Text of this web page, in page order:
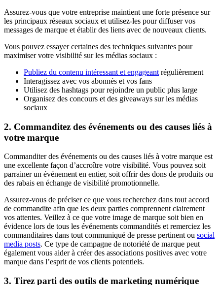
Assurez-vous que votre entreprise maintient une forte présence sur
les principaux réseaux sociaux et utilisez-les pour diffuser vos
messages de marque et établir des liens avec de nouveaux clients.
Vous pouvez essayer certaines des techniques suivantes pour
maximiser votre visibilité sur les médias sociaux :
Publiez du contenu intéressant et engageant régulièrement
Interagissez avec vos abonnés et vos fans
Utilisez des hashtags pour rejoindre un public plus large
Organisez des concours et des giveaways sur les médias
sociaux
2. Commanditez des événements ou des causes liés à
votre marque
Commanditer des événements ou des causes liés à votre marque est
une excellente façon d’accroître votre visibilité. Vous pouvez soit
parrainer un événement en entier, soit offrir des dons de produits ou
des rabais en échange de visibilité promotionnelle.
Assurez-vous de préciser ce que vous recherchez dans tout accord
de commandite afin que les deux parties comprennent clairement
vos attentes. Veillez à ce que votre image de marque soit bien en
évidence lors de tous les événements commandités et remerciez les
commanditaires dans tout communiqué de presse pertinent ou social
media posts. Ce type de campagne de notoriété de marque peut
également vous aider à créer des associations positives avec votre
marque dans l’esprit de vos clients potentiels.
3. Tirez parti des outils de marketing numérique